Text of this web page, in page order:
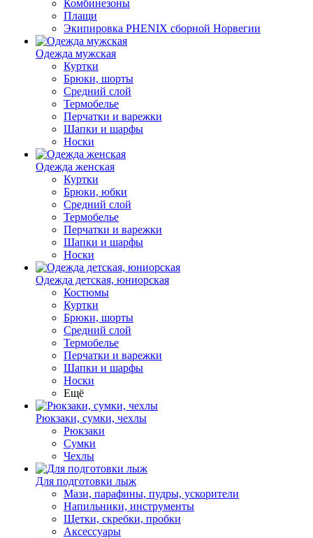
Комбинезоны
Плащи
Экипировка PHENIX сборной Норвегии
Одежда мужская
Куртки
Брюки, шорты
Средний слой
Термобелье
Перчатки и варежки
Шапки и шарфы
Носки
Одежда женская
Куртки
Брюки, юбки
Средний слой
Термобелье
Перчатки и варежки
Шапки и шарфы
Носки
Одежда детская, юниорская
Костюмы
Куртки
Брюки, шорты
Средний слой
Термобелье
Перчатки и варежки
Шапки и шарфы
Носки
Ещё
Рюкзаки, сумки, чехлы
Рюкзаки
Сумки
Чехлы
Для подготовки лыж
Мази, парафины, пудры, ускорители
Напильники, инструменты
Щетки, скребки, пробки
Аксессуары